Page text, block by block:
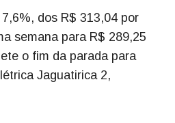
dos R$ 313,04 por
semana para R$ 289,25
o fim da parada para
Jaguatirica 2,